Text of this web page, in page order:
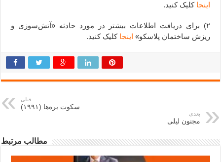
اینجا کلیک کنید.
۲) برای دریافت اطلاعات بیشتر در مورد حادثه «آتش‌سوزی و
ریزش ساختمان پلاسکو» اینجا کلیک کنید.
قبلی
سکوت بره‌ها (۱۹۹۱)
بعدی
مجنون لیلی
مطالب مرتبط